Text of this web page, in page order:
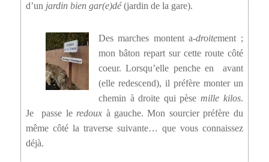
d’un jardin bien gar(e)dé(jardin de la gare).
Des marches montent a-droitement ;
mon bâton repart sur cette route côté
coeur. Lorsqu’elle penche en avant
(elle redescend), il préfère monter un
chemin à droite qui pèse mille kilos.
Je passe leredoux à gauche. Mon sourcier préfère du
même côté la traverse suivante… que vous connaissez
déjà.